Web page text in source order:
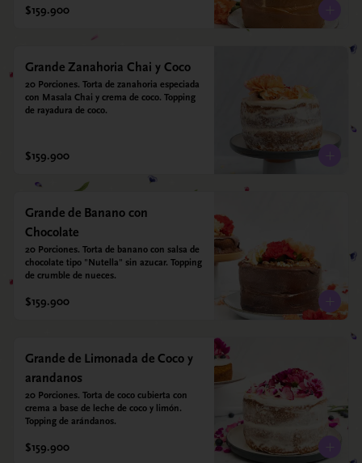
$159.900
Grande Zanahoria Chai y Coco
20 Porciones. Torta de zanahoria especiada
con Masala Chai y crema de coco. Topping
de rayadura de coco.
$159.900
Grande de Banano con
Chocolate
20 Porciones. Torta de banano con salsa de
chocolate tipo "Nutella" sin azucar. Topping
de crumble de nueces.
$159.900
Grande de Limonada de Coco y
arandanos
20 Porciones. Torta de coco cubierta con
crema a base de leche de coco y limón.
Topping de arándanos.
$159.900